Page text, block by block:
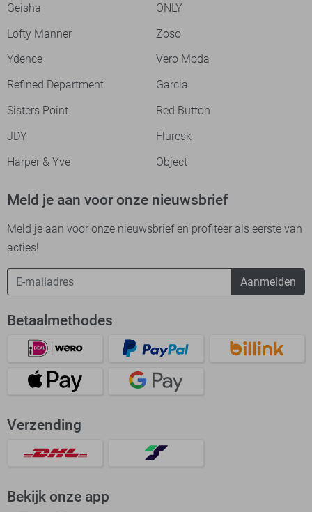
Geisha
ONLY
Lofty Manner
Zoso
Ydence
Vero Moda
Refined Department
Garcia
Sisters Point
Red Button
JDY
Fluresk
Harper & Yve
Object
Meld je aan voor onze nieuwsbrief
Meld je aan voor onze nieuwsbrief en profiteer als eerste van
acties!
Aanmelden
Betaalmethodes
Verzending
Bekijk onze app